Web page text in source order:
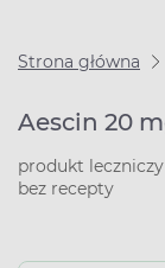
Strona główna
Aescin 20
produkt
bez recepty